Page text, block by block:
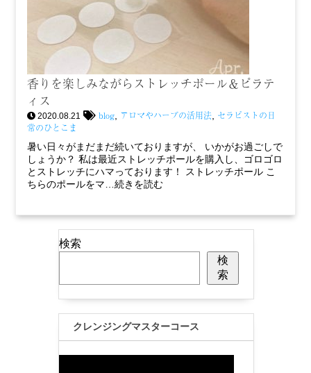
香りを楽しみながらストレッチポール＆ピラテ
ィス
2020.08.21 blog アロマやハーブの活用法 セラピストの日
常のひとこま
暑い日々がまだまだ続いておりますが、 いかがお過ごしで
しょうか？ 私は最近ストレッチポールを購入し、ゴロゴロ
とストレッチにハマっております！ ストレッチポール こ
ちらのポールをマ…続きを読む
検索
検
索
クレンジングマスターコース